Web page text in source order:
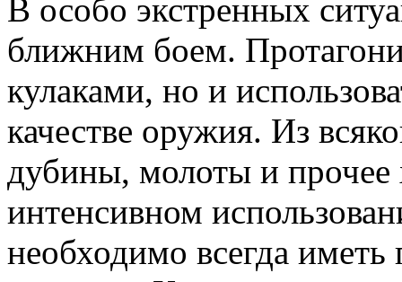
В особо экстренных
ближним боем.
кулаками, но и
качестве оружия. Из
дубины, молоты и прочее
интенсивном
необходимо всегда иметь